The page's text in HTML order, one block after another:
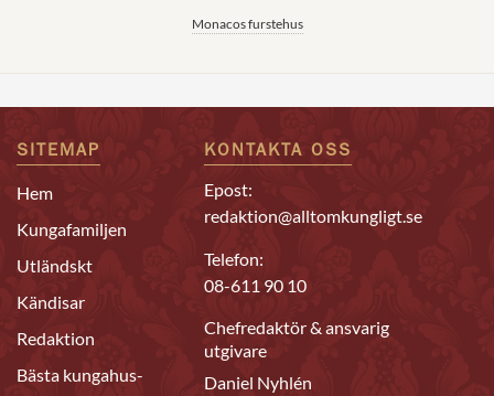
Monacos furstehus
SITEMAP
Hem
Kungafamiljen
Utländskt
Kändisar
Redaktion
Bästa kungahus-
KONTAKTA OSS
Epost:
redaktion@alltomkungligt.se
Telefon:
08-611 90 10
Chefredaktör & ansvarig
utgivare
Daniel Nyhlén